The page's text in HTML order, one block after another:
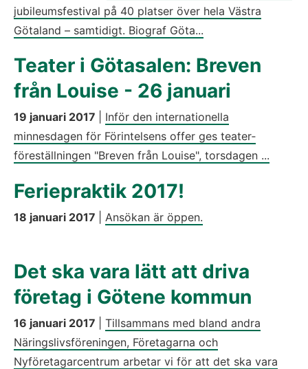
jubileumsfestival på 40 platser över hela Västra
Götaland – samtidigt. Biograf Göta...
Teater i Götasalen: Breven
från Louise - 26 januari
19 januari 2017
Inför den internationella
minnesdagen för Förintelsens offer ges teater­
föreställningen "Breven från Louise", torsdagen ...
Feriepraktik 2017!
18 januari 2017 Ansökan är öppen.
Det ska vara lätt att driva
företag i Götene kommun
16 januari 2017
Tillsammans med bland andra
Näringslivsföreningen, Företagarna och
Nyföretagarcentrum arbetar vi för att det ska vara